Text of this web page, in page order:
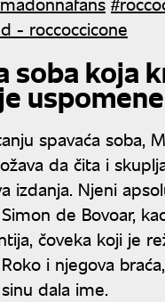
- roccoccicone
soba koja
uspomene
spavaća soba,
da čita i
izdanja. Njeni
de Bovoar,
čoveka koji je
i njegova
dala ime.